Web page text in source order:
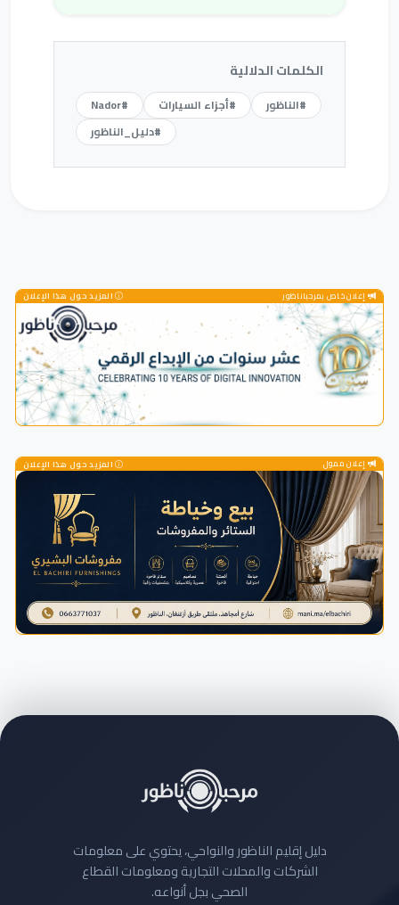
الكلمات الدلالية
#الناظور #أجزاء السيارات
#Nador
#دليل_الناظور
إعلان خاص بمرحباناظور المزيد حول هذا الإعلان
إعلان ممول المزيد حول هذا الإعلان
دليل إقليم الناظور والنواحي، يحتوي على معلومات
الشركات والمحلات التجارية ومعلومات القطاع
الصحي بجل أنواعه.